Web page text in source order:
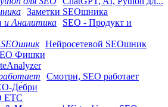
Заметки SEOшника
SEO - Продукт и
Нейросетевой SEOшник
Фишки
Смотри, SEO работает
Де́бри
ETC